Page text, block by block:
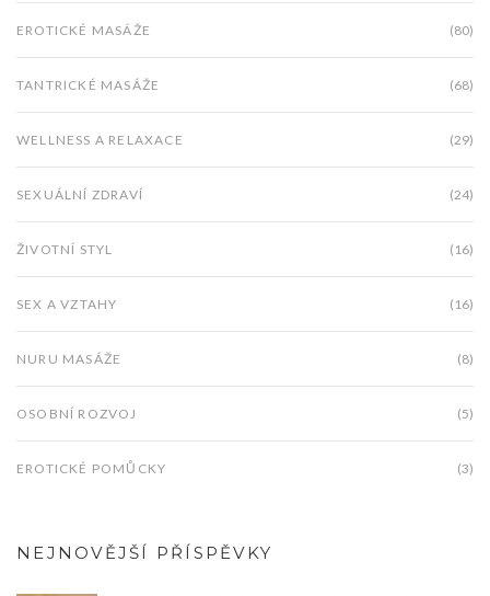
EROTICKÉ MASÁŽE (80)
TANTRICKÉ MASÁŽE (68)
WELLNESS A RELAXACE (29)
SEXUÁLNÍ ZDRAVÍ (24)
ŽIVOTNÍ STYL (16)
SEX A VZTAHY (16)
NURU MASÁŽE (8)
OSOBNÍ ROZVOJ (5)
EROTICKÉ POMŮCKY (3)
NEJNOVĚJŠÍ PŘÍSPĚVKY